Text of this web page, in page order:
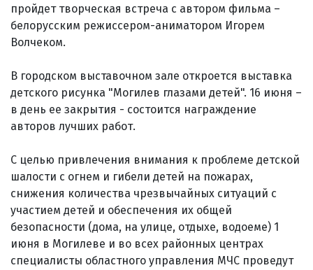
пройдет творческая встреча с автором фильма –
белорусским режиссером-аниматором Игорем
Волчеком.
В городском выставочном зале откроется выставка
детского рисунка "Могилев глазами детей". 16 июня –
в день ее закрытия - состоится награждение
авторов лучших работ.
С целью привлечения внимания к проблеме детской
шалости с огнем и гибели детей на пожарах,
снижения количества чрезвычайных ситуаций с
участием детей и обеспечения их общей
безопасности (дома, на улице, отдыхе, водоеме) 1
июня в Могилеве и во всех районных центрах
специалисты областного управления МЧС проведут